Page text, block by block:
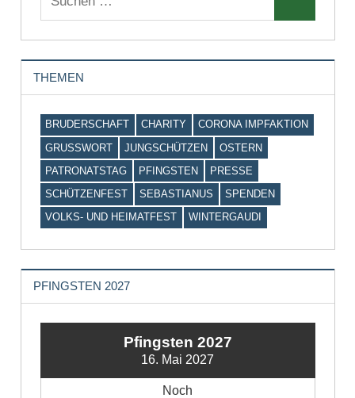
THEMEN
BRUDERSCHAFT CHARITY
CORONA IMPFAKTION
GRUSSWORT
JUNGSCHÜTZEN
OSTERN
PATRONATSTAG
PFINGSTEN
PRESSE
SCHÜTZENFEST
SEBASTIANUS
SPENDEN
VOLKS- UND HEIMATFEST
WINTERGAUDI
PFINGSTEN 2027
Pfingsten 2027
16. Mai 2027
Noch